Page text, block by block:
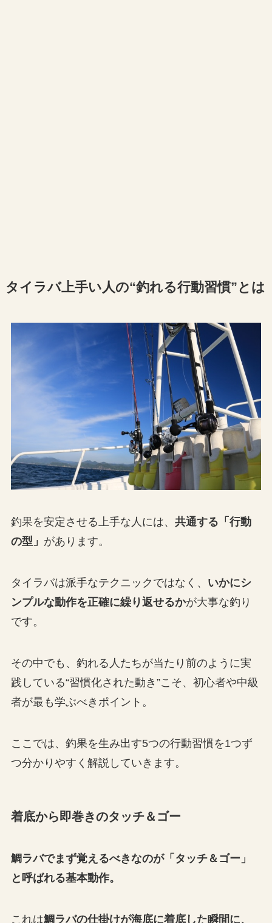
タイラバ上手い人の“釣れる行動習慣”とは
釣果を安定させる上手な人には、 共通する「行動
の型」 があります。
タイラバは派手なテクニックではなく、 いかにシ
ンプルな動作を正確に繰り返せるかが大事な釣り
です。
その中でも、釣れる人たちが当たり前のように実
践している“習慣化された動き”こそ、初心者や中級
者が最も学ぶべきポイント。
ここでは、釣果を生み出す5つの行動習慣を1つず
つ分かりやすく解説していきます。
着底から即巻きのタッチ＆ゴー
鯛ラバでまず覚えるべきなのが「タッチ＆ゴー」
と呼ばれる基本動作。
これは鯛ラバの仕掛けが海底に着底した瞬間に、